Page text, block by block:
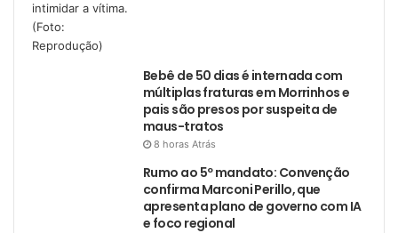
Bebê de 50 dias é internada com
múltiplas fraturas em Morrinhos e
pais são presos por suspeita de
maus-tratos
8 horas Atrás
Rumo ao 5º mandato: Convenção
confirma Marconi Perillo, que
apresenta plano de governo com IA
e foco regional